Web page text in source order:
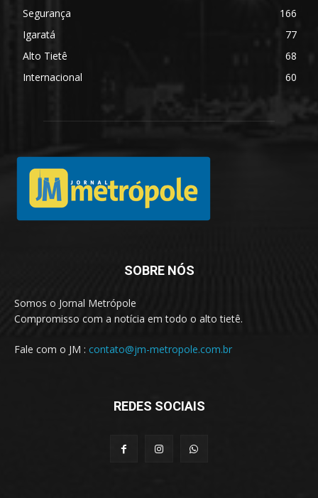
Segurança
166
Igaratá
77
Alto Tietê
68
Internacional
60
SOBRE NÓS
Somos o Jornal Metrópole
Compromisso com a notícia em todo o alto tietê.
Fale com o JM : contato@jm-metropole.com.br
REDES SOCIAIS